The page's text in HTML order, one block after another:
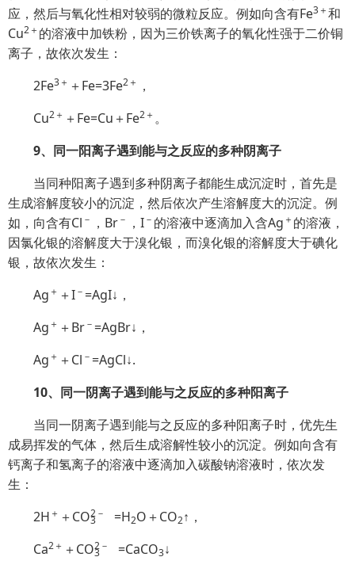
应，然后与氧化性相对较弱的微粒反应。例如向含有Fe3＋和
Cu2＋ 的溶液中加铁粉，因为三价铁离子的氧化性强于二价铜
离子，故依次发生：
2Fe3＋ ＋Fe=3Fe2＋ ，
Cu2＋ ＋Fe=Cu＋Fe2＋ 。
9、同一阳离子遇到能与之反应的多种阴离子
当同种阳离子遇到多种阴离子都能生成沉淀时，首先是
生成溶解度较小的沉淀，然后依次产生溶解度大的沉淀。例
如，向含有Cl － ，Br－ ，I－ 的溶液中逐滴加入含Ag ＋ 的溶液，
因氯化银的溶解度大于溴化银，而溴化银的溶解度大于碘化
银，故依次发生：
Ag ＋ ＋I－ =AgI↓，
Ag ＋ ＋Br－ =AgBr↓，
Ag ＋ ＋Cl － =AgCl↓.
10、同一阴离子遇到能与之反应的多种阳离子
当同一阴离子遇到能与之反应的多种阳离子时，优先生
成易挥发的气体，然后生成溶解性较小的沉淀。例如向含有
钙离子和氢离子的溶液中逐滴加入碳酸钠溶液时，依次发
生：
2H ＋ ＋CO3
2－ =H2O＋CO2↑，
Ca2＋ ＋CO3
2－ =CaCO3↓